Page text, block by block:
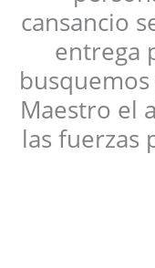
cansancio
entrega
Maestro el
las fuerzas